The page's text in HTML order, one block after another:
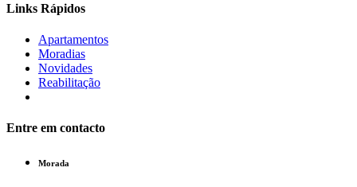
Links Rápidos
Apartamentos
Moradias
Novidades
Reabilitação
Entre em contacto
Morada